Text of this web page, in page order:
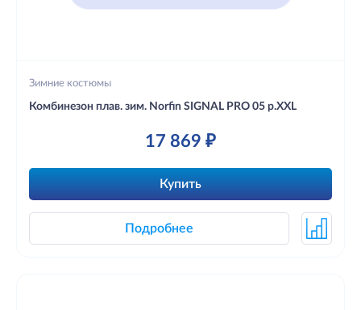
Зимние костюмы
Комбинезон плав. зим. Norfin SIGNAL PRO 05 р.XXL
17 869 ₽
Купить
Подробнее